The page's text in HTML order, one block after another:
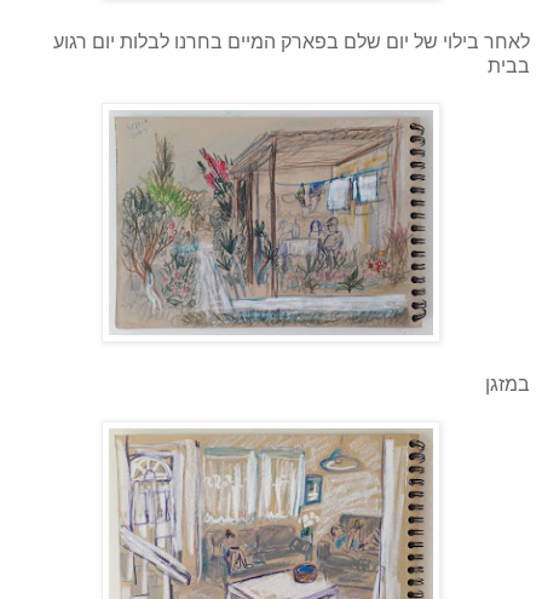
לאחר בילוי של יום שלם בפארק המיים בחרנו לבלות יום רגוע
בבית
במזגן